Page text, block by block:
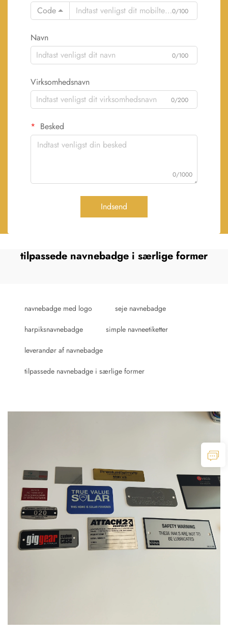
Code
0/100
Navn
0/100
Virksomhedsnavn
0/200
Besked
0/1000
Indsend
tilpassede navnebadge i særlige former
navnebadge med logo seje navnebadge
harpiksnavnebadge simple navneetiketter
leverandør af navnebadge
tilpassede navnebadge i særlige former